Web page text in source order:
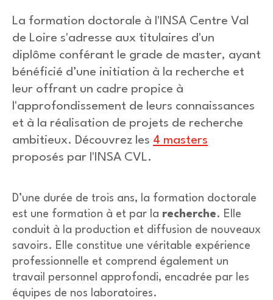
La formation doctorale à l'INSA Centre Val
de Loire s'adresse aux titulaires d'un
diplôme conférant le grade de master, ayant
bénéficié d’une initiation à la recherche et
leur offrant un cadre propice à
l'approfondissement de leurs connaissances
et à la réalisation de projets de recherche
ambitieux. Découvrez les 4 masters
proposés par l'INSA CVL.
D’une durée de trois ans, la formation doctorale
est une formation à et par la recherche. Elle
conduit à la production et diffusion de nouveaux
savoirs. Elle constitue une véritable expérience
professionnelle et comprend également un
travail personnel approfondi, encadrée par les
équipes de nos laboratoires.